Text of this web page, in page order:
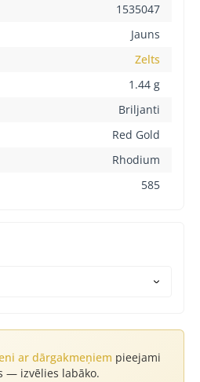
1535047
Jauns
Zelts
1.44 g
Briljanti
Red Gold
Rhodium
585
ar dārgakmeņiem pieejami
— izvēlies labāko.